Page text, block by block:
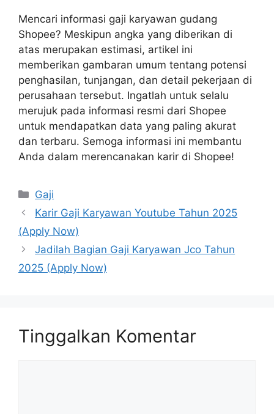
Mencari informasi gaji karyawan gudang
Shopee? Meskipun angka yang diberikan di
atas merupakan estimasi, artikel ini
memberikan gambaran umum tentang potensi
penghasilan, tunjangan, dan detail pekerjaan di
perusahaan tersebut. Ingatlah untuk selalu
merujuk pada informasi resmi dari Shopee
untuk mendapatkan data yang paling akurat
dan terbaru. Semoga informasi ini membantu
Anda dalam merencanakan karir di Shopee!
Kategori
Gaji
Karir Gaji Karyawan Youtube Tahun 2025
(Apply Now)
Jadilah Bagian Gaji Karyawan Jco Tahun
2025 (Apply Now)
Tinggalkan Komentar